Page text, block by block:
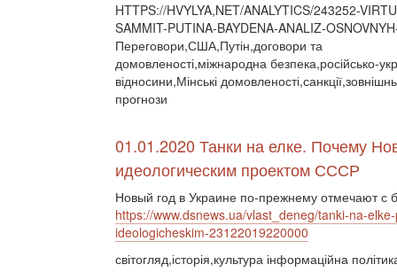
HTTPS://HVYLYA,NET/ANALYTICS/243252-
SAMMIT-PUTINA-BAYDENA-ANALIZ-
Переговори,США,Путін,договори та
домовленості,міжнародна безпека,російсько-
відносини,Мінські
прогнози
01.01.2020 Танки на елке. Почему
идеологическим проектом СССР
Новый год в Украине по-прежнему отмечают
https://www.dsnews.ua/vlast_deneg/tanki-na-
ideologicheskim-23122019220000
світогляд,історія,культура інформаційна